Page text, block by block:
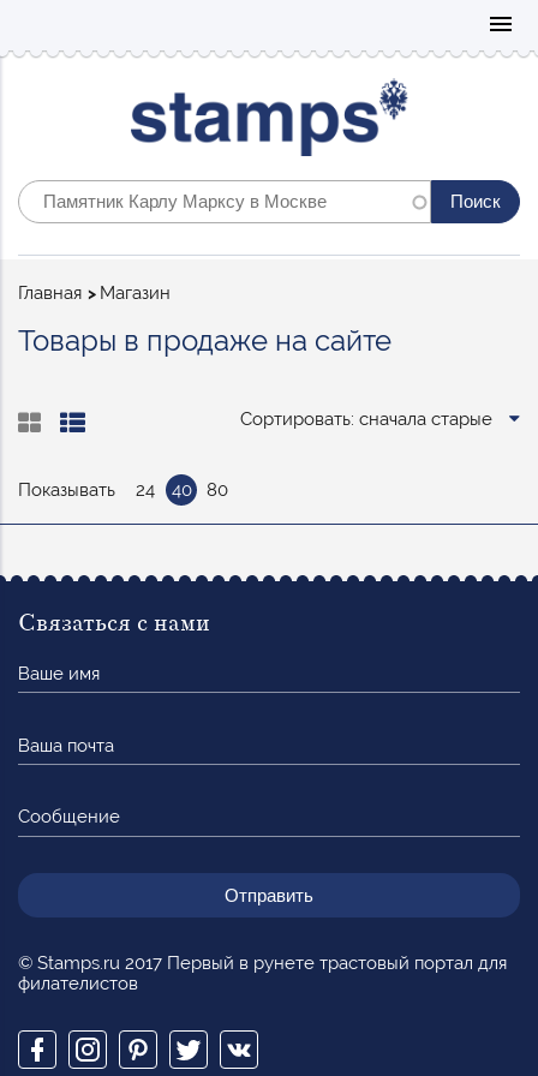
menu
Строка
Главная Магазин
Товары в продаже на сайте
Сортировать: сначала старые
Показывать 24 40 80
© Stamps.ru 2017 Первый в рунете трастовый портал для
филателистов
Связаться с нами
имя
почта
Сообщение